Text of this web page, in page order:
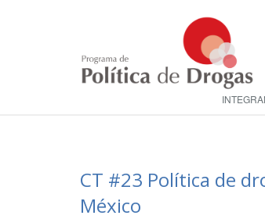
CT #23 Política de
México